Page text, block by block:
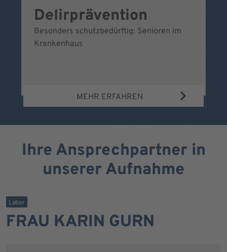
Delirprävention
Besonders schutzbedürftig: Senioren im
Krankenhaus
MEHR ERFAHREN
Ihre Ansprechpartner in
unserer Aufnahme
Labor
FRAU KARIN GURN